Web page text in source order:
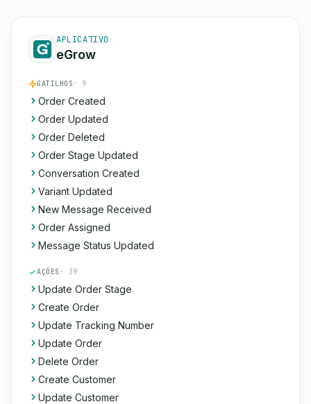
APLICATIVO
eGrow
GATILHOS · 9
Order Created
Order Updated
Order Deleted
Order Stage Updated
Conversation Created
Variant Updated
New Message Received
Order Assigned
Message Status Updated
AÇÕES · 39
Update Order Stage
Create Order
Update Tracking Number
Update Order
Delete Order
Create Customer
Update Customer